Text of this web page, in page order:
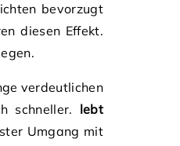
bevorzugt
diesen Effekt.
verdeutlichen
schneller. lebt
Umgang mit